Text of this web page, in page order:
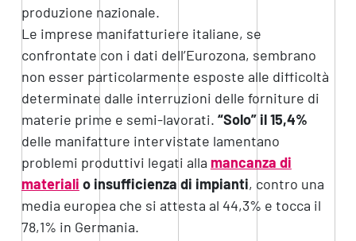
produzione nazionale.
Le imprese manifatturiere italiane, se
confrontate con i dati dell’Eurozona, sembrano
non esser particolarmente esposte alle difficoltà
determinate dalle interruzioni delle forniture di
materie prime e semi-lavorati. “Solo” il 15,4%
delle manifatture intervistate lamentano
problemi produttivi legati alla mancanza di
materiali o insufficienza di impianti, contro una
media europea che si attesta al 44,3% e tocca il
78,1% in Germania.